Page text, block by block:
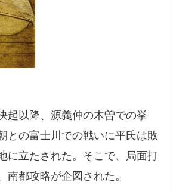
起以降、源義仲の木曽での挙
との富士川での戦いに平氏は敗
に立たされた。そこで、局面打
南都攻略が企図された。